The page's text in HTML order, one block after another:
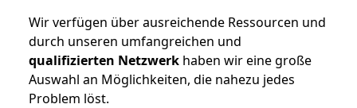
Wir verfügen über ausreichende Ressourcen und
durch unseren umfangreichen und
qualifizierten Netzwerk haben wir eine große
Auswahl an Möglichkeiten, die nahezu jedes
Problem löst.